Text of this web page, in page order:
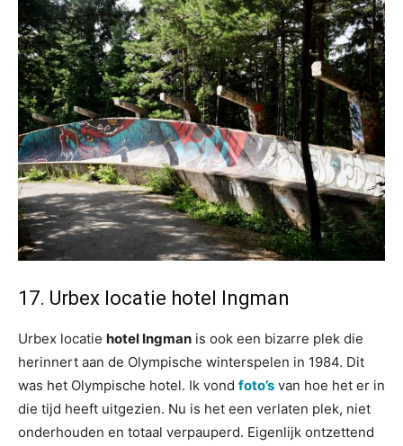
17. Urbex locatie hotel Ingman
Urbex locatie hotel Ingman is ook een bizarre plek die
herinnert aan de Olympische winterspelen in 1984. Dit
was het Olympische hotel. Ik vond foto’s van hoe het er in
die tijd heeft uitgezien. Nu is het een verlaten plek, niet
onderhouden en totaal verpauperd. Eigenlijk ontzettend